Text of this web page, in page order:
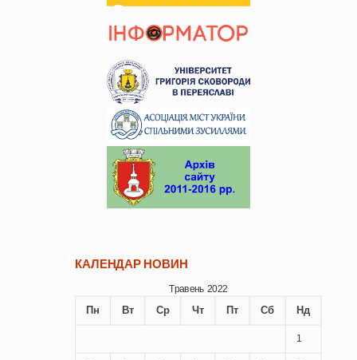
КАЛЕНДАР НОВИН
Травень 2022
Пн Вт Ср Чт Пт Сб Нд
1